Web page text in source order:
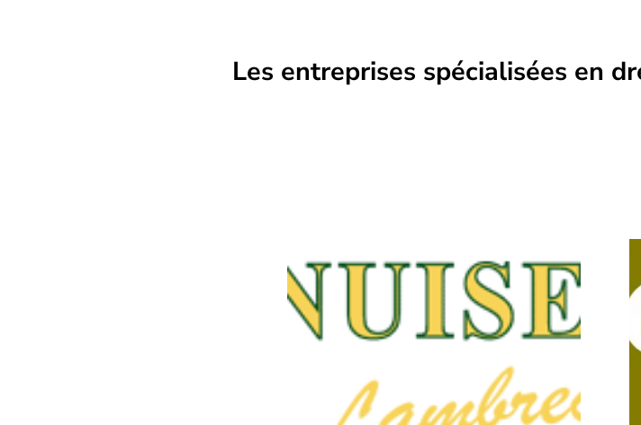
Les entreprises spécialisées en